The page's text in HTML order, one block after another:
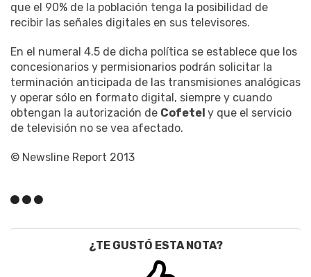
que el 90% de la población tenga la posibilidad de
recibir las señales digitales en sus televisores.
En el numeral 4.5 de dicha política se establece que los
concesionarios y permisionarios podrán solicitar la
terminación anticipada de las transmisiones analógicas
y operar sólo en formato digital, siempre y cuando
obtengan la autorización de Cofetel y que el servicio
de televisión no se vea afectado.
© Newsline Report 2013
¿TE GUSTÓ ESTA NOTA?